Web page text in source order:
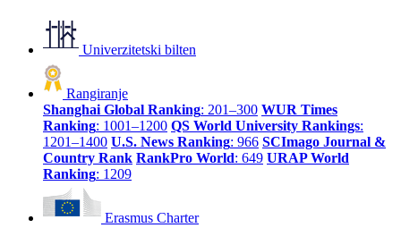
Univerzitetski bilten
Rangiranje
Shanghai Global Ranking: 201–300 WUR Times
Ranking: 1001–1200 QS World University Rankings:
1201–1400 U.S. News Ranking: 966 SCImago Journal &
Country Rank RankPro World: 649 URAP World
Ranking: 1209
Erasmus Charter